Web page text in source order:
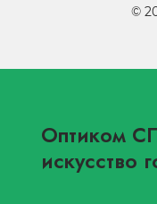
©
Оптиком
искусство